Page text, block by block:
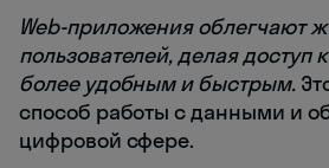
Web-приложения облегчают
пользователей, делая
более удобным и быстрым.
способ работы с данными и
цифровой сфере.